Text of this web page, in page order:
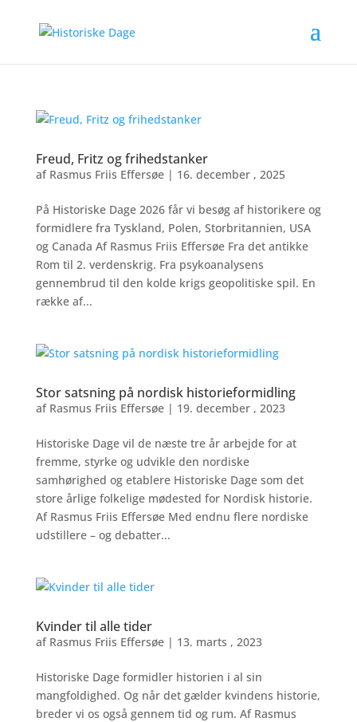
Freud, Fritz og frihedstanker
af Rasmus Friis Effersøe| 16. december , 2025
På Historiske Dage 2026 får vi besøg af historikere og
formidlere fra Tyskland, Polen, Storbritannien, USA
og Canada Af Rasmus Friis Effersøe Fra det antikke
Rom til 2. verdenskrig. Fra psykoanalysens
gennembrud til den kolde krigs geopolitiske spil. En
række af...
Stor satsning på nordisk historieformidling
af Rasmus Friis Effersøe| 19. december , 2023
Historiske Dage vil de næste tre år arbejde for at
fremme, styrke og udvikle den nordiske
samhørighed og etablere Historiske Dage som det
store årlige folkelige mødested for Nordisk historie.
Af Rasmus Friis Effersøe Med endnu flere nordiske
udstillere – og debatter...
Kvinder til alle tider
af Rasmus Friis Effersøe| 13. marts , 2023
Historiske Dage formidler historien i al sin
mangfoldighed. Og når det gælder kvindens historie,
breder vi os også gennem tid og rum. Af Rasmus